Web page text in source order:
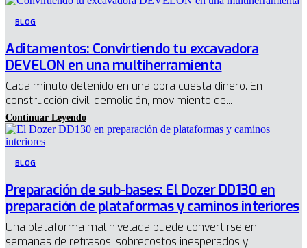
BLOG
Aditamentos: Convirtiendo tu excavadora
DEVELON en una multiherramienta
Cada minuto detenido en una obra cuesta dinero. En
construcción civil, demolición, movimiento de...
BLOG
Preparación de sub-bases: El Dozer DD130 en
preparación de plataformas y caminos interiores
Una plataforma mal nivelada puede convertirse en
semanas de retrasos, sobrecostos inesperados y